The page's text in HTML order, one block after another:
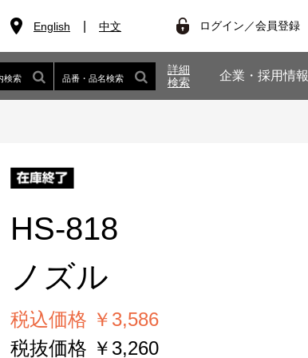
English 中文 ログイン／会員登録
検索 品番・品名検索
詳細
検索
企業・採用情報
HS-818
ノズル
税込価格 ￥3,586
税抜価格 ￥3,260